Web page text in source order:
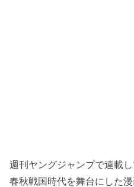
週刊ヤングジャンプで連載
春秋戦国時代を舞台にした漫